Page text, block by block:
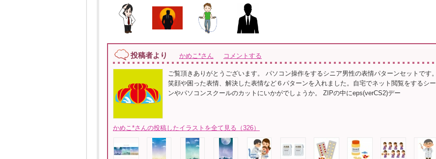
投稿者より かめこ*さん コメントする
ご覧頂きありがとうございます。 パソコン操作をするシニア男性の表情パターンセットです。
笑顔や困った表情、解決した表情など６パターンを入れました。自宅でネット閲覧をするシー
ンやパソコンスクールのカットにいかがでしょうか。 ZIPの中にeps(verCS2)デー
かめこ*さんの投稿したイラストを全て見る（326）